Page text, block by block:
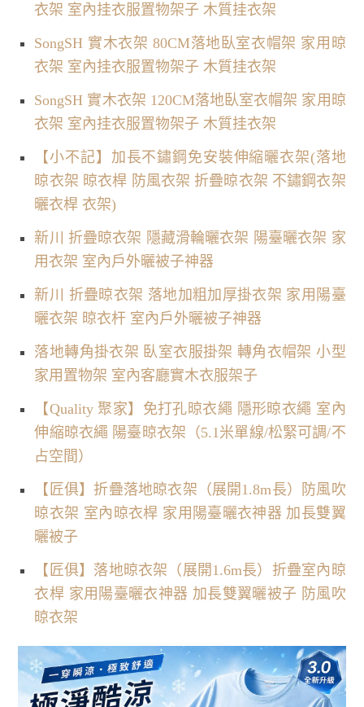
衣架 室內挂衣服置物架子 木質挂衣架
SongSH 實木衣架 80CM落地臥室衣帽架 家用晾
衣架 室內挂衣服置物架子 木質挂衣架
SongSH 實木衣架 120CM落地臥室衣帽架 家用晾
衣架 室內挂衣服置物架子 木質挂衣架
【小不記】加長不鏽鋼免安裝伸縮曬衣架(落地
晾衣架 晾衣桿 防風衣架 折疊晾衣架 不鏽鋼衣架
曬衣桿 衣架)
新川 折疊晾衣架 隱藏滑輪曬衣架 陽臺曬衣架 家
用衣架 室內戶外曬被子神器
新川 折疊晾衣架 落地加粗加厚掛衣架 家用陽臺
曬衣架 晾衣杆 室內戶外曬被子神器
落地轉角掛衣架 臥室衣服掛架 轉角衣帽架 小型
家用置物架 室內客廳實木衣服架子
【Quality 聚家】免打孔晾衣繩 隱形晾衣繩 室內
伸縮晾衣繩 陽臺晾衣架（5.1米單線/松緊可調/不
占空間）
【匠俱】折疊落地晾衣架（展開1.8m長）防風吹
晾衣架 室內晾衣桿 家用陽臺曬衣神器 加長雙翼
曬被子
【匠俱】落地晾衣架（展開1.6m長）折疊室內晾
衣桿 家用陽臺曬衣神器 加長雙翼曬被子 防風吹
晾衣架